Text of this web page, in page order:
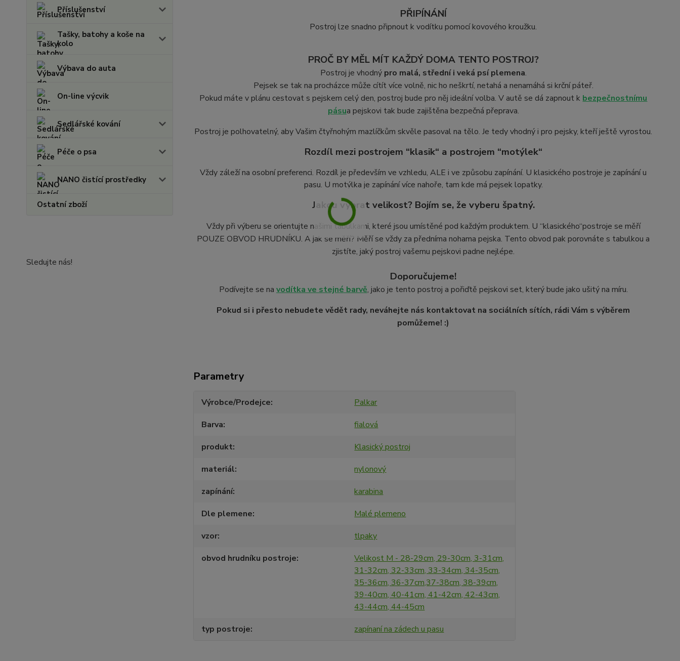
Příslušenství
Tašky, batohy a koše na
kolo
Výbava do auta
On-line výcvik
Sedlářské kování
Péče o psa
NANO čistící prostředky
Ostatní zboží
Sledujte nás!
PŘIPÍNÁNÍ
Postroj lze snadno připnout k vodítku pomocí kovového kroužku.
PROČ BY MĚL MÍT KAŽDÝ DOMA TENTO POSTROJ?
Postroj je vhodný pro malá, střední i veká psí plemena.
Pejsek se tak na procházce může cítít více volně, nic ho neškrtí, netahá a nenamáhá si krční páteř.
Pokud máte v plánu cestovat s pejskem celý den, postroj bude pro něj ideální volba. V autě se dá zapnout k bezpečnostnímu
pásua pejskovi tak bude zajištěna bezpečná přeprava.
Postroj je polhovatelný, aby Vašim čtyřnohým mazlíčkům skvěle pasoval na tělo. Je tedy vhodný i pro pejsky, kteří ještě vyrostou.
Rozdíl mezi postrojem “klasik“ a postrojem “motýlek“
Vždy záleží na osobní preferenci. Rozdíl je především ve vzhledu, ALE i ve způsobu zapínání. U klasického postroje je zapínání u
pasu. U motýlka je zapínání více nahoře, tam kde má pejsek lopatky.
Jakou vybrat velikost? Bojím se, že vyberu špatný.
Vždy při výberu se orientujte našimi tabulkami, které jsou umístěné pod každým produktem. U “klasického“postroje se měří
POUZE OBVOD HRUDNÍKU. A jak se měří? Měří se vždy za předníma nohama pejska. Tento obvod pak porovnáte s tabulkou a
zjistíte, jaký postroj vašemu pejskovi padne nejlépe.
Doporučujeme!
Podívejte se na vodítka ve stejné barvě, jako je tento postroj a pořiďtě pejskovi set, který bude jako ušitý na míru.
Pokud si i přesto nebudete vědět rady, neváhejte nás kontaktovat na sociálních sítích, rádi Vám s výběrem
pomůžeme! :)
Parametry
Výrobce/Prodejce
Palkar
Barva
fialová
produkt
Klasický postroj
materiál
nylonový
zapínání
karabina
Dle plemene
Malé plemeno
vzor
tlpaky
obvod hrudníku postroje
Velikost M - 28-29cm, 29-30cm, 3-31cm,
31-32cm, 32-33cm, 33-34cm, 34-35cm,
35-36cm, 36-37cm,37-38cm, 38-39cm,
39-40cm, 40-41cm, 41-42cm, 42-43cm,
43-44cm, 44-45cm
typ postroje
zapínaní na zádech u pasu